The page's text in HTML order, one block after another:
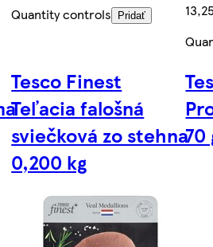
Quantity controls
Pridať
Tesco Finest
Teľacia falošná
sviečková zo stehna
0,200 kg
70